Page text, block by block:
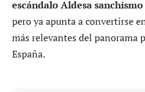
escándalo Aldesa sanchismo
pero ya apunta a convertirse
más relevantes del panorama
España.